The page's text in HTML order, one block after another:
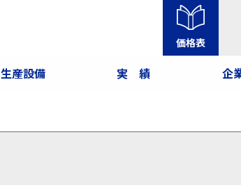
価格表
生産設備 実 績 企